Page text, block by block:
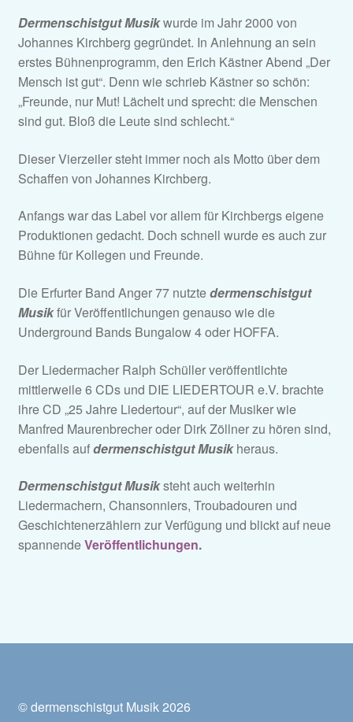
Dermenschistgut Musikwurde im Jahr 2000 von
Johannes Kirchberg gegründet. In Anlehnung an sein
erstes Bühnenprogramm, den Erich Kästner Abend „Der
Mensch ist gut“. Denn wie schrieb Kästner so schön:
„Freunde, nur Mut! Lächelt und sprecht: die Menschen
sind gut. Bloß die Leute sind schlecht.“
Dieser Vierzeiler steht immer noch als Motto über dem
Schaffen von Johannes Kirchberg.
Anfangs war das Label vor allem für Kirchbergs eigene
Produktionen gedacht. Doch schnell wurde es auch zur
Bühne für Kollegen und Freunde.
Die Erfurter Band Anger 77 nutztedermenschistgut
Musikfür Veröffentlichungen genauso wie die
Underground Bands Bungalow 4 oder HOFFA.
Der Liedermacher Ralph Schüller veröffentlichte
mittlerweile 6 CDs und DIE LIEDERTOUR e.V. brachte
ihre CD „25 Jahre Liedertour“, auf der Musiker wie
Manfred Maurenbrecher oder Dirk Zöllner zu hören sind,
ebenfalls aufdermenschistgut Musikheraus.
Dermenschistgut Musiksteht auch weiterhin
Liedermachern, Chansonniers, Troubadouren und
Geschichtenerzählern zur Verfügung und blickt auf neue
spannendeVeröffentlichungen.
© dermenschistgut Musik 2026